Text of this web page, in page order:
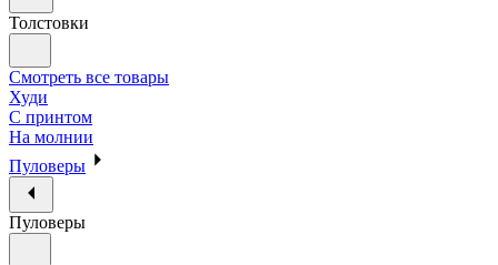
Толстовки
Смотреть все товары
Худи
С принтом
На молнии
Пуловеры
Пуловеры